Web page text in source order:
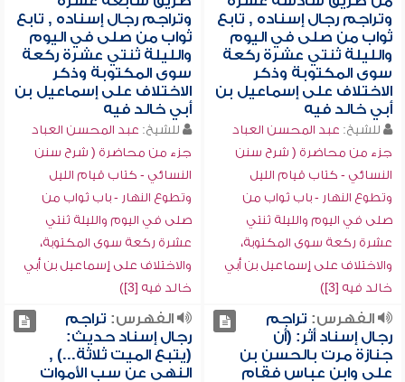
وتراجم رجال إسناده , تابع
ثواب من صلى في اليوم
والليلة ثنتي عشرة ركعة
سوى المكتوبة وذكر
الاختلاف على إسماعيل بن
أبي خالد فيه
للشيخ: عبد المحسن العباد
جزء من محاضرة ( شرح سنن
النسائي - كتاب قيام الليل
وتطوع النهار - باب ثواب من
صلى في اليوم والليلة ثنتي
عشرة ركعة سوى المكتوبة،
والاختلاف على إسماعيل بن أبي
خالد فيه [3])
وتراجم رجال إسناده , تابع
ثواب من صلى في اليوم
والليلة ثنتي عشرة ركعة
سوى المكتوبة وذكر
الاختلاف على إسماعيل بن
أبي خالد فيه
للشيخ: عبد المحسن العباد
جزء من محاضرة ( شرح سنن
النسائي - كتاب قيام الليل
وتطوع النهار - باب ثواب من
صلى في اليوم والليلة ثنتي
عشرة ركعة سوى المكتوبة،
والاختلاف على إسماعيل بن أبي
خالد فيه [3])
الفهرس: تراجم
رجال إسناد أثر: (أن
جنازة مرت بالحسن بن
علي وابن عباس فقام
الفهرس: تراجم
رجال إسناد حديث:
(يتبع الميت ثلاثة...) ,
النهي عن سب الأموات